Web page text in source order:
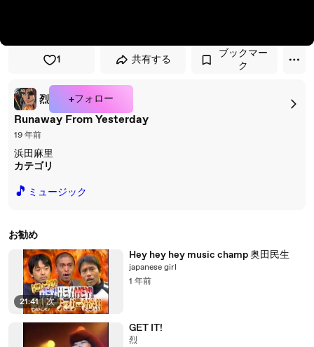
1 共有する
ブックマー
ク
烈 +フォロー
Runaway From Yesterday
19 年前
浜田麻里
カテゴリ
🎵 ミュージック
お勧め
21:41 | 次
Hey hey hey music champ 奥田民生
japanese girl
1 年前
GET IT!
烈